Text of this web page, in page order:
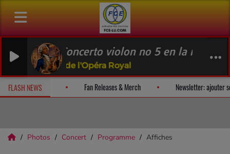
Concerto violon no 5 en la majeur: (2)
de l'Opéra Royal
FLASH NEWS
plaisir et recevez un album-surprise! Fan Releases & Merch
Photos Concert Programme Affiches